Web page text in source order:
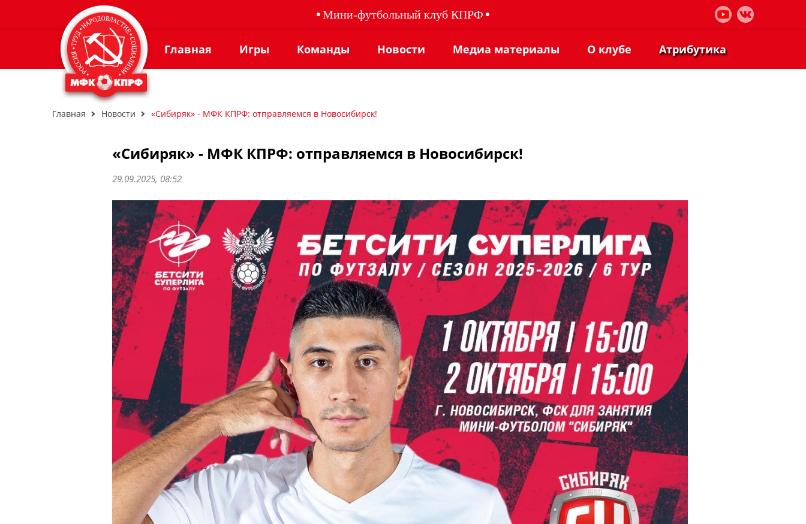
Мини-футбольный клуб КПРФ
Главная Игры Команды Новости Медиа материалы О клубе Атрибутика
Главная Новости «Сибиряк» - МФК КПРФ: отправляемся в Новосибирск!
«Сибиряк» - МФК КПРФ: отправляемся в Новосибирск!
29.09.2025, 08:52